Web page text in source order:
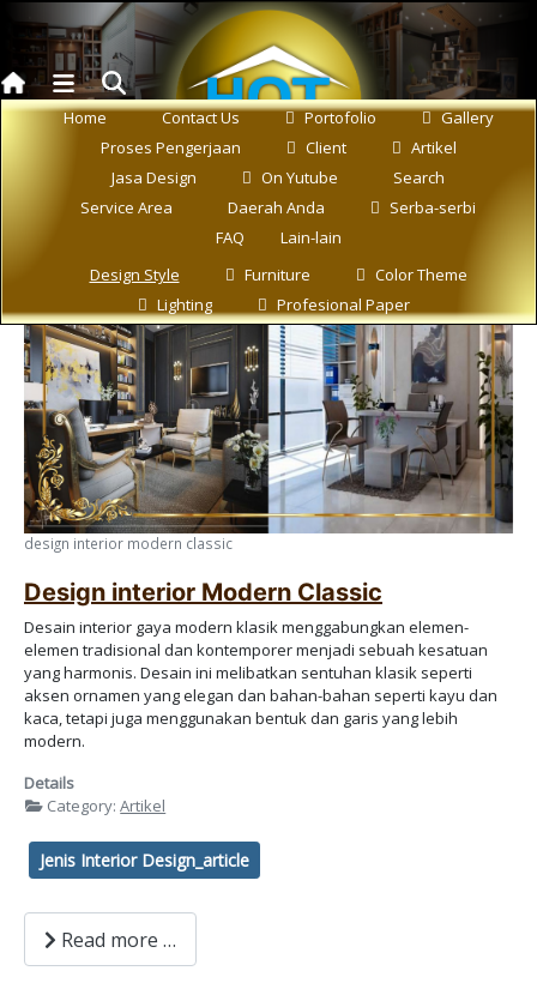
Home Contact Us Portofolio
Gallery
Proses Pengerjaan
Client
Artikel
Jasa Design
On Yutube
Search
Service Area
Daerah Anda
Serba-serbi
FAQ
Lain-lain
Design Style
Furniture
Color Theme
Lighting
Profesional Paper
design interior modern classic
Design interior Modern Classic
Desain interior gaya modern klasik menggabungkan elemen-
elemen tradisional dan kontemporer menjadi sebuah kesatuan
yang harmonis. Desain ini melibatkan sentuhan klasik seperti
aksen ornamen yang elegan dan bahan-bahan seperti kayu dan
kaca, tetapi juga menggunakan bentuk dan garis yang lebih
modern.
Details
Category:Artikel
Jenis Interior Design_article
Read more …